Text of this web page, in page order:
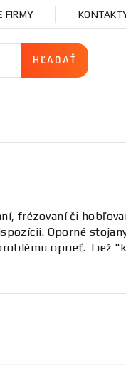
FIRMY
frézovaní či
Oporné
oprieť. Tiež
či napríklad krátenie
a bohatých